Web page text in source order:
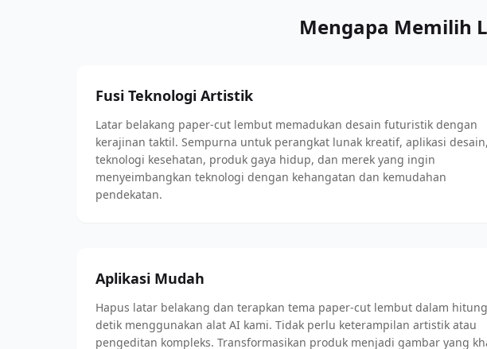
Mengapa Memilih
Fusi Teknologi Artistik
Latar belakang paper-cut lembut memadukan desain futuristik dengan
kerajinan taktil. Sempurna untuk perangkat lunak kreatif, aplikasi desain,
teknologi kesehatan, produk gaya hidup, dan merek yang ingin
menyeimbangkan teknologi dengan kehangatan dan kemudahan
pendekatan.
Aplikasi Mudah
Hapus latar belakang dan terapkan tema paper-cut lembut dalam
detik menggunakan alat AI kami. Tidak perlu keterampilan artistik atau
pengeditan kompleks. Transformasikan produk menjadi gambar yang